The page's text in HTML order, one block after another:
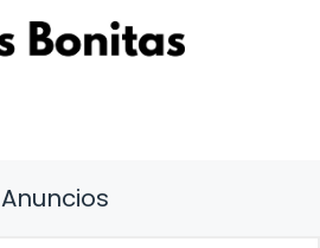
Anuncios